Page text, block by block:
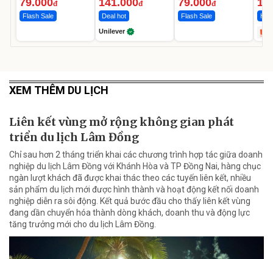
79.000đ
Flash Sale
141.000đ
Deal hot
Unilever
79.000đ
Flash Sale Hot
XEM THÊM DU LỊCH
Liên kết vùng mở rộng không gian phát
triển du lịch Lâm Đồng
Chỉ sau hơn 2 tháng triển khai các chương trình hợp tác giữa doanh
nghiệp du lịch Lâm Đồng với Khánh Hòa và TP Đồng Nai, hàng chục
ngàn lượt khách đã được khai thác theo các tuyến liên kết, nhiều
sản phẩm du lịch mới được hình thành và hoạt động kết nối doanh
nghiệp diễn ra sôi động. Kết quả bước đầu cho thấy liên kết vùng
đang dần chuyển hóa thành dòng khách, doanh thu và động lực
tăng trưởng mới cho du lịch Lâm Đồng.